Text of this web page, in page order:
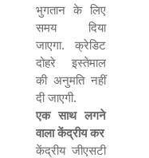
भुगतान के लिए
समय दिया
जाएगा. क्रेडिट
दोहरे इस्तेमाल
की अनुमति नहीं
दी जाएगी.
एक साथ लगने
वाला केंद्रीय कर
केंद्रीय जीएसटी